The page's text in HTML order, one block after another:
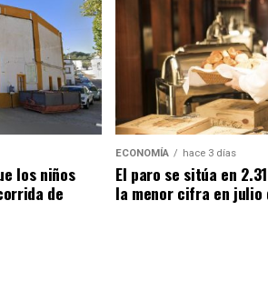
los niños
de
ECONOMÍA hace 3 días
El paro se sitúa en
la menor cifra en julio